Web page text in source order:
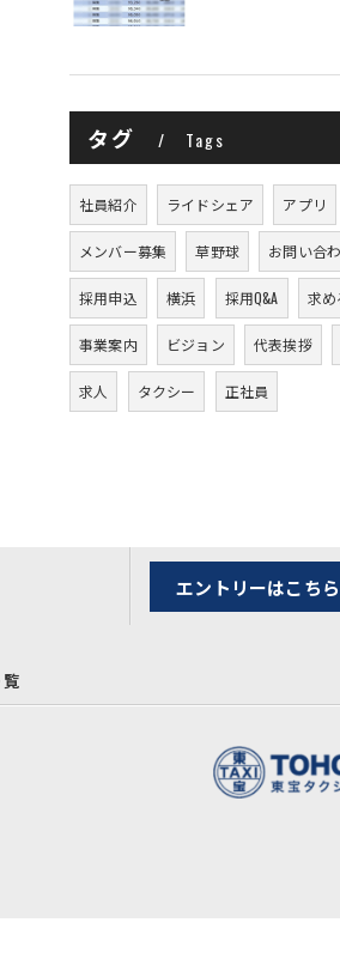
タグ Tags
社員紹介 ライドシェア アプリ
メンバー募集 草野球 お問い合
採用申込 横浜 採用Q&A 求め
事業案内 ビジョン 代表挨拶
求人 タクシー 正社員
エントリーはこちら